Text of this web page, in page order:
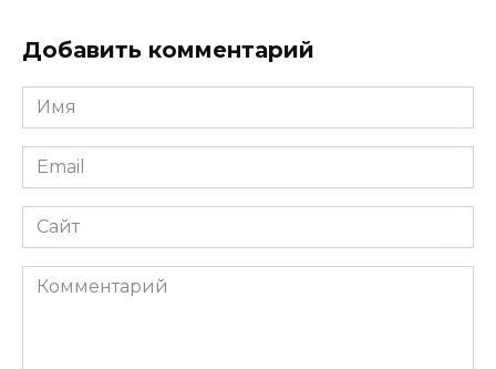
Добавить комментарий
Имя
Email
Сайт
Комментарий